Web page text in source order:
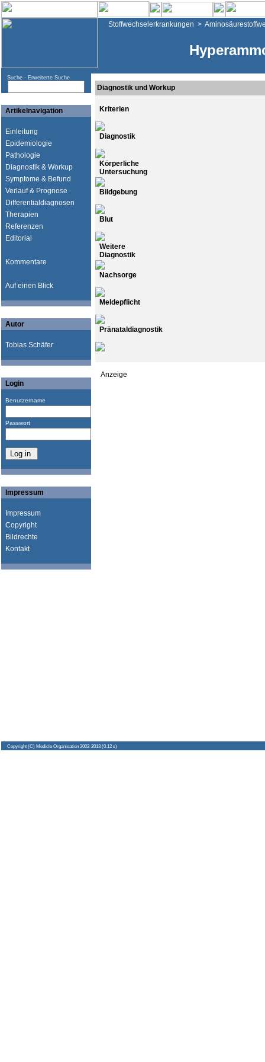
Stoffwechselerkrankungen >
Suche - Erweiterte Suche
Artikelnavigation
Einleitung
Epidemiologie
Pathologie
Diagnostik & Workup
Symptome & Befund
Verlauf & Prognose
Differentialdiagnosen
Therapien
Referenzen
Editorial
Kommentare
Auf einen Blick
Autor
Tobias Schäfer
Login
Benutzername
Passwort
Impressum
Impressum
Copyright
Bildrechte
Kontakt
Diagnostik und Workup
Kriterien
Diagnostik
Körperliche
Untersuchung
Bildgebung
Blut
Weitere
Diagnostik
Nachsorge
Meldepflicht
Pränataldiagnostik
Anzeige
Copyright (C) Medicle Organisation 2002-2013 (0.12 s)